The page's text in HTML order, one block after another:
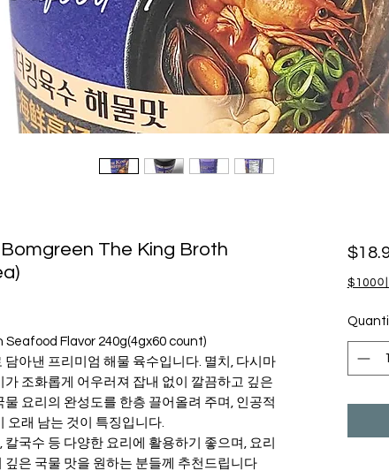
The King Broth
Flavor 240g(4gx60 count)
아낸 프리미엄 해물 육수입니다. 멸치, 다시마
조화롭게 어우러져 잡내 없이 깔끔하고 깊은
요리의 완성도를 한층 끌어올려 주며, 인공적
오래 남는 것이 특징입니다.
국수 등 다양한 요리에 활용하기 좋으며, 요리
은 국물 맛을 원하는 분들께 추천드립니다
$100